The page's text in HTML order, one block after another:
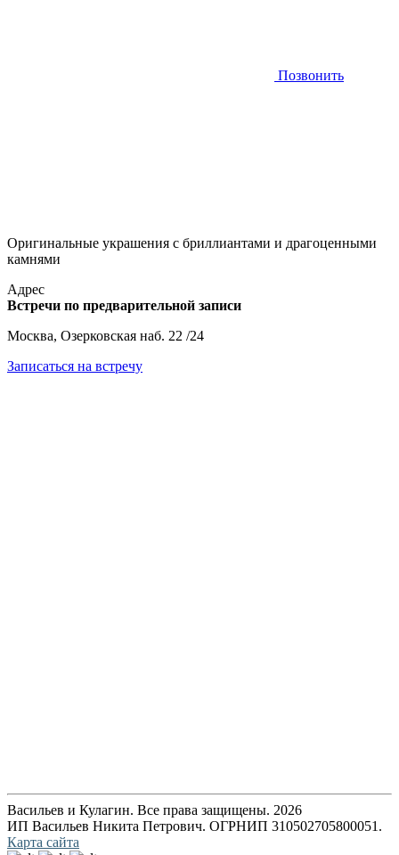
Позвонить
Оригинальные украшения с бриллиантами и драгоценными
камнями
Адрес
Встречи по предварительной записи
Москва, Озерковская наб. 22 /24
Записаться на встречу
Васильев и Кулагин. Все права защищены. 2026
ИП Васильев Никита Петрович. ОГРНИП 310502705800051.
Карта сайта